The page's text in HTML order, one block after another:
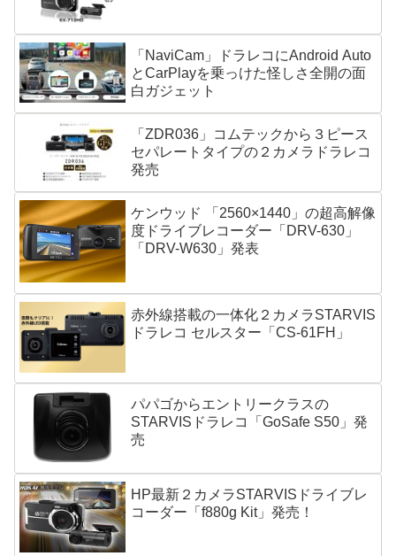
「NaviCam」ドラレコにAndroid Auto
とCarPlayを乗っけた怪しさ全開の面
白ガジェット
「ZDR036」コムテックから３ピース
セパレートタイプの２カメラドラレコ
発売
ケンウッド 「2560×1440」の超高解像
度ドライブレコーダー「DRV-630」
「DRV-W630」発表
赤外線搭載の一体化２カメラSTARVIS
ドラレコ セルスター「CS-61FH」
パパゴからエントリークラスの
STARVISドラレコ「GoSafe S50」発
売
HP最新２カメラSTARVISドライブレ
コーダー「f880g Kit」発売！